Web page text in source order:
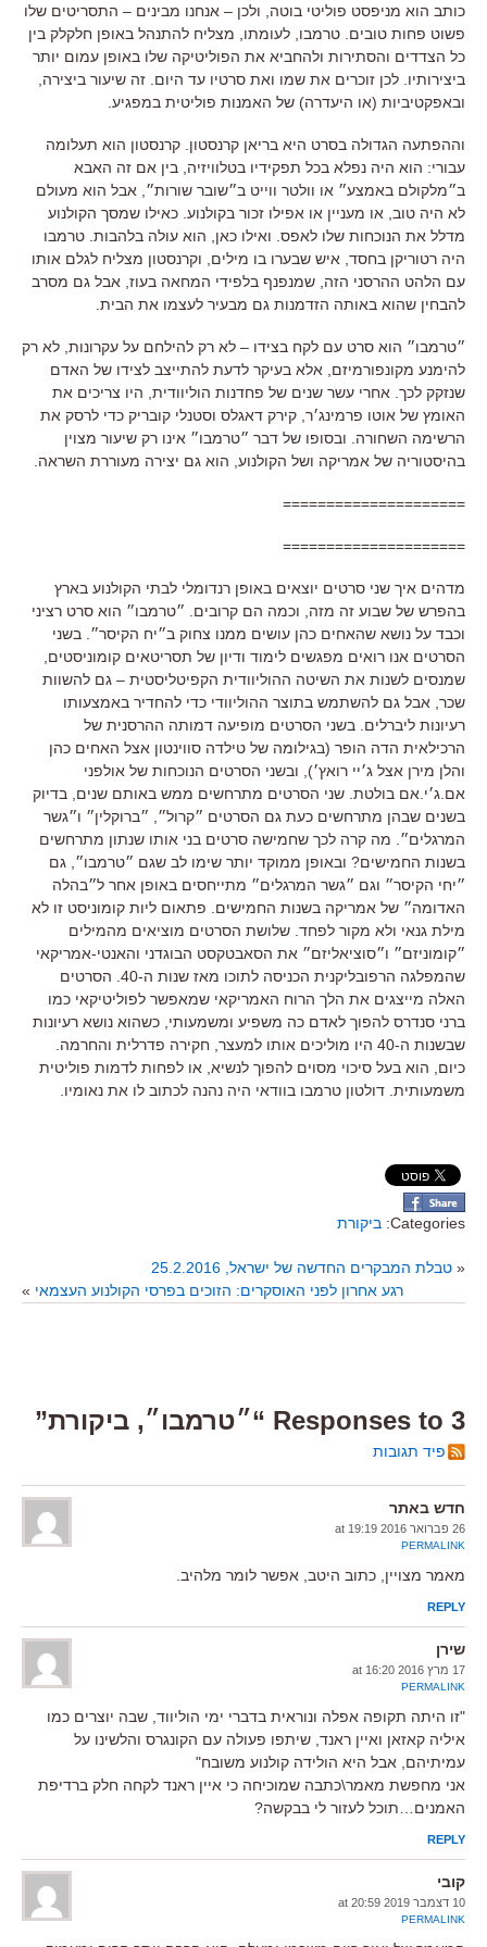
כותב הוא מניפסט פוליטי בוטה, ולכן – אנחנו מבינים – התסריטים שלו
פשוט פחות טובים. טרמבו, לעומתו, מצליח להתנהל באופן חלקלק בין
כל הצדדים והסתירות ולהחביא את הפוליטיקה שלו באופן עמום יותר
ביצירותיו. לכן זוכרים את שמו ואת סרטיו עד היום. זה שיעור ביצירה,
ובאפקטיביות (או היעדרה) של האמנות פוליטית במפגיע.
וההפתעה הגדולה בסרט היא בריאן קרנסטון. קרנסטון הוא תעלומה
עבורי: הוא היה נפלא בכל תפקידיו בטלוויזיה, בין אם זה האבא
ב״מלקולם באמצע״ או וולטר ווייט ב״שובר שורות״, אבל הוא מעולם
לא היה טוב, או מעניין או אפילו זכור בקולנוע. כאילו שמסך הקולנוע
מדלל את הנוכחות שלו לאפס. ואילו כאן, הוא עולה בלהבות. טרמבו
היה רטוריקן בחסד, איש שבערו בו מילים, וקרנסטון מצליח לגלם אותו
עם הלהט ההרסני הזה, שמנפנף בלפידי המחאה בעוז, אבל גם מסרב
להבחין שהוא באותה הזדמנות גם מבעיר לעצמו את הבית.
״טרמבו״ הוא סרט עם לקח בצידו – לא רק להילחם על עקרונות, לא רק
להימנע מקונפורמיזם, אלא בעיקר לדעת להתייצב לצידו של האדם
שנזקק לכך. אחרי עשר שנים של פחדנות הוליוודית, היו צריכים את
האומץ של אוטו פרמינג׳ר, קירק דאגלס וסטנלי קובריק כדי לרסק את
הרשימה השחורה. ובסופו של דבר ״טרמבו״ אינו רק שיעור מצוין
בהיסטוריה של אמריקה ושל הקולנוע, הוא גם יצירה מעוררת השראה.
=====================
=====================
מדהים איך שני סרטים יוצאים באופן רנדומלי לבתי הקולנוע בארץ
בהפרש של שבוע זה מזה, וכמה הם קרובים. ״טרמבו״ הוא סרט רציני
וכבד על נושא שהאחים כהן עושים ממנו צחוק ב״יח הקיסר״. בשני
הסרטים אנו רואים מפגשים לימוד ודיון של תסריטאים קומוניסטים,
שמנסים לשנות את השיטה ההוליוודית הקפיטליסטית – גם להשוות
שכר, אבל גם להשתמש בתוצר ההוליוודי כדי להחדיר באמצעותו
רעיונות ליברלים. בשני הסרטים מופיעה דמותה ההרסנית של
הרכילאית הדה הופר (בגילומה של טילדה סווינטון אצל האחים כהן
והלן מירן אצל ג׳יי רואץ׳), ובשני הסרטים הנוכחות של אולפני
אם.ג׳י.אם בולטת. שני הסרטים מתרחשים ממש באותם שנים, בדיוק
בשנים שבהן מתרחשים כעת גם הסרטים ״קרול״, ״ברוקלין״ ו״גשר
המרגלים״. מה קרה לכך שחמישה סרטים בני אותו שנתון מתרחשים
בשנות החמישים? ובאופן ממוקד יותר שימו לב שגם ״טרמבו״, גם
״יחי הקיסר״ וגם ״גשר המרגלים״ מתייחסים באופן אחר ל״בהלה
האדומה״ של אמריקה בשנות החמישים. פתאום ליות קומוניסט זו לא
מילת גנאי ולא מקור לפחד. שלושת הסרטים מוציאים מהמילים
״קומוניזם״ ו״סוציאליזם״ את הסאבטקסט הבוגדני והאנטי-אמריקאי
שהמפלגה הרפובליקנית הכניסה לתוכו מאז שנות ה-40. הסרטים
האלה מייצגים את הלך הרוח האמריקאי שמאפשר לפוליטיקאי כמו
ברני סנדרס להפוך לאדם כה משפיע ומשמעותי, כשהוא נושא רעיונות
שבשנות ה-40 היו מוליכים אותו למעצר, חקירה פדרלית והחרמה.
כיום, הוא בעל סיכוי מסוים להפוך לנשיא, או לפחות לדמות פוליטית
משמעותית. דולטון טרמבו בוודאי היה נהנה לכתוב לו את נאומיו.
Categories: ביקורת
« טבלת המבקרים החדשה של ישראל, 25.2.2016
רגע אחרון לפני האוסקרים: הזוכים בפרסי הקולנוע העצמאי »
3 Responses to “״טרמבו״, ביקורת”
פיד תגובות
חדש באתר
26 פברואר 2016 at 19:19
PERMALINK
מאמר מצויין, כתוב היטב, אפשר לומר מלהיב.
REPLY
שירן
17 מרץ 2016 at 16:20
PERMALINK
"זו היתה תקופה אפלה ונוראית בדברי ימי הוליווד, שבה יוצרים כמו
איליה קאזאן ואיין ראנד, שיתפו פעולה עם הקונגרס והלשינו על
עמיתיהם, אבל היא הולידה קולנוע משובח"
אני מחפשת מאמר\כתבה שמוכיחה כי איין ראנד לקחה חלק ברדיפת
האמנים…תוכל לעזור לי בבקשה?
REPLY
קובי
10 דצמבר 2019 at 20:59
PERMALINK